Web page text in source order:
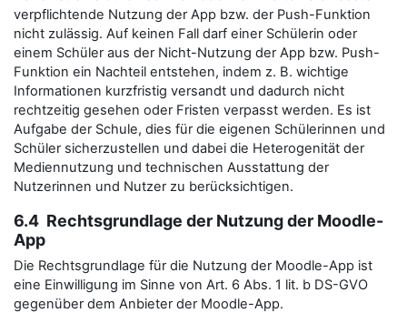
verpflichtende Nutzung der App bzw. der Push-Funktion
nicht zulässig. Auf keinen Fall darf einer Schülerin oder
einem Schüler aus der Nicht-Nutzung der App bzw. Push-
Funktion ein Nachteil entstehen, indem z. B. wichtige
Informationen kurzfristig versandt und dadurch nicht
rechtzeitig gesehen oder Fristen verpasst werden. Es ist
Aufgabe der Schule, dies für die eigenen Schülerinnen und
Schüler sicherzustellen und dabei die Heterogenität der
Mediennutzung und technischen Ausstattung der
Nutzerinnen und Nutzer zu berücksichtigen.
6.4 Rechtsgrundlage der Nutzung der Moodle-
App
Die Rechtsgrundlage für die Nutzung der Moodle-App ist
eine Einwilligung im Sinne von Art. 6 Abs. 1 lit. b DS-GVO
gegenüber dem Anbieter der Moodle-App.